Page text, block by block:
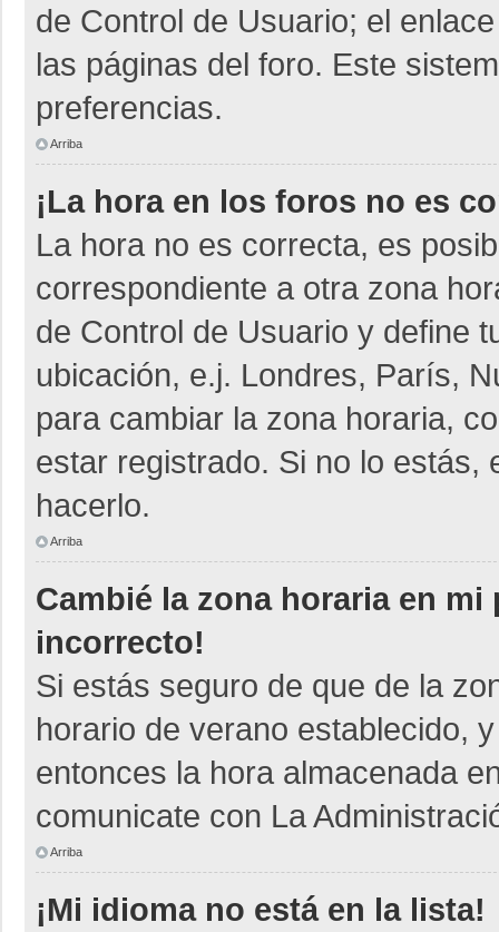
de Control de Usuario; el
las páginas del foro. Este
preferencias.
Arriba
¡La hora en los foros no es
La hora no es correcta, es
correspondiente a otra zona
de Control de Usuario y define
ubicación, e.j. Londres, París,
para cambiar la zona horaria,
estar registrado. Si no lo estás,
hacerlo.
Arriba
Cambié la zona horaria en
incorrecto!
Si estás seguro de que de la
horario de verano establecido,
entonces la hora almacenada
comunicate con La
Arriba
¡Mi idioma no está en la lista!